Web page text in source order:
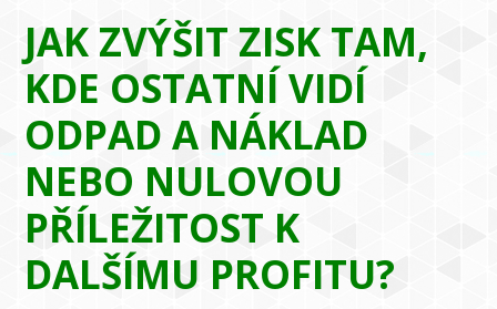
JAK ZVÝŠIT ZISK TAM,
KDE OSTATNÍ VIDÍ
ODPAD A NÁKLAD
NEBO NULOVOU
PŘÍLEŽITOST K
DALŠÍMU PROFITU?